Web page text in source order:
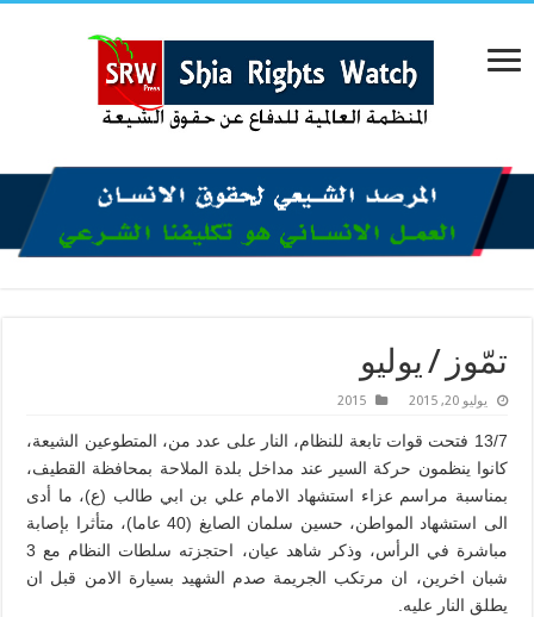
تمّوز / يوليو
يوليو 20, 2015 2015
13/7 فتحت قوات تابعة للنظام، النار على عدد من، المتطوعين الشيعة،
كانوا ينظمون حركة السير عند مداخل بلدة الملاحة بمحافظة القطيف،
بمناسبة مراسم عزاء استشهاد الامام علي بن ابي طالب (ع)، ما أدى
الى استشهاد المواطن، حسين سلمان الصايغ (40 عاما)، متأثرا بإصابة
مباشرة في الرأس، وذكر شاهد عيان، احتجزته سلطات النظام مع 3
شبان اخرين، ان مرتكب الجريمة صدم الشهيد بسيارة الامن قبل ان
يطلق النار عليه.